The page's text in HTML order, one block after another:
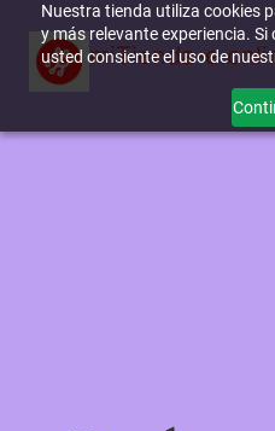
Nuestra tienda utiliza cookies
y más relevante experiencia.
usted consiente el uso de
miTienda-